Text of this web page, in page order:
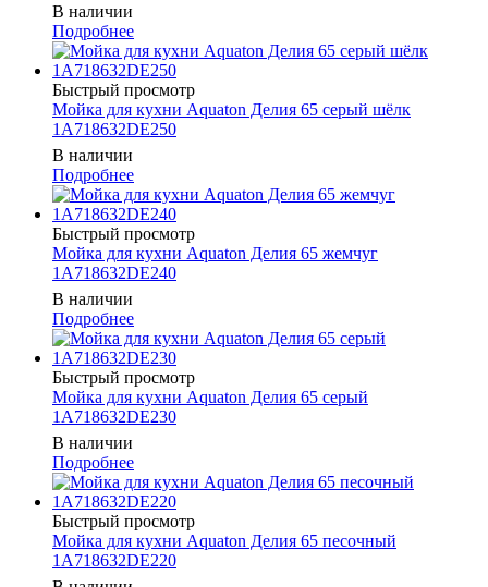
В наличии
Подробнее
Быстрый просмотр
Мойка для кухни Aquaton Делия 65 серый шёлк
1A718632DE250
В наличии
Подробнее
Быстрый просмотр
Мойка для кухни Aquaton Делия 65 жемчуг
1A718632DE240
В наличии
Подробнее
Быстрый просмотр
Мойка для кухни Aquaton Делия 65 серый
1A718632DE230
В наличии
Подробнее
Быстрый просмотр
Мойка для кухни Aquaton Делия 65 песочный
1A718632DE220